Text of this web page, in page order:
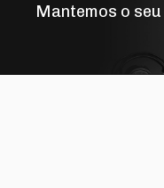
Mantemos o